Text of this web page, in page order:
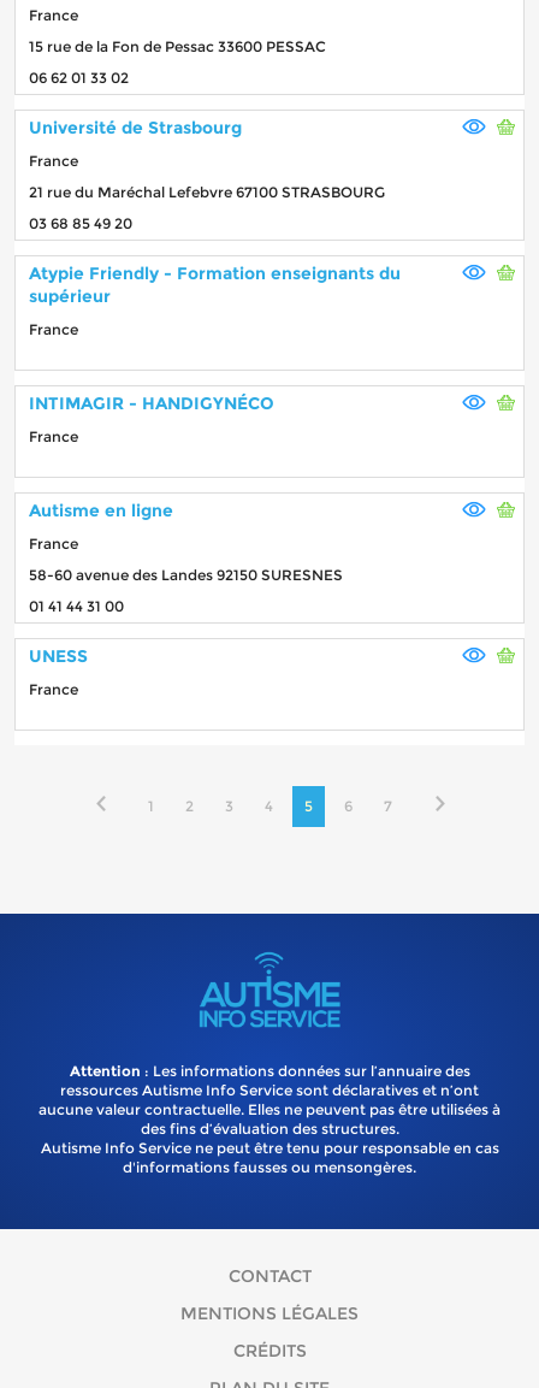
France
15 rue de la Fon de Pessac 33600 PESSAC
06 62 01 33 02
Université de Strasbourg
France
21 rue du Maréchal Lefebvre 67100 STRASBOURG
03 68 85 49 20
Atypie Friendly - Formation enseignants du
supérieur
France
INTIMAGIR - HANDIGYNÉCO
France
Autisme en ligne
France
58-60 avenue des Landes 92150 SURESNES
01 41 44 31 00
UNESS
France
1 2 3 4 5 6 7
Attention : Les informations données sur l’annuaire des
ressources Autisme Info Service sont déclaratives et n’ont
aucune valeur contractuelle. Elles ne peuvent pas être utilisées à
des fins d’évaluation des structures.
Autisme Info Service ne peut être tenu pour responsable en cas
d'informations fausses ou mensongères.
CONTACT
MENTIONS LÉGALES
CRÉDITS